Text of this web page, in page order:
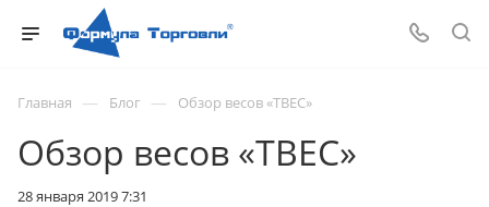
Главная — Блог — Обзор весов «ТВЕС»
Обзор весов «ТВЕС»
28 января 2019 7:31